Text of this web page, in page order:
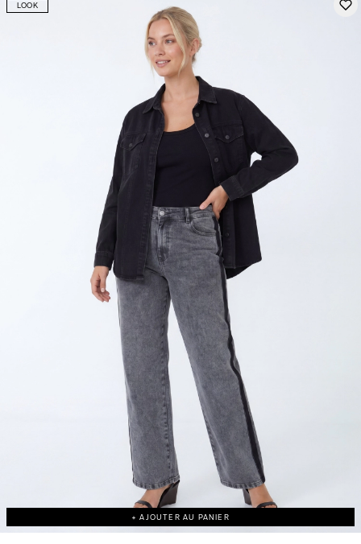
LOOK
+ AJOUTER AU PANIER